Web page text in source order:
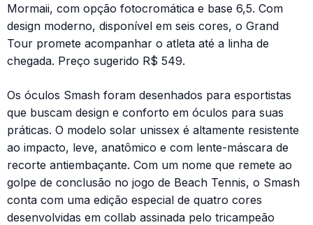
Mormaii, com opção fotocromática e base 6,5. Com
design moderno, disponível em seis cores, o Grand
Tour promete acompanhar o atleta até a linha de
chegada. Preço sugerido R$ 549.
Os óculos Smash foram desenhados para esportistas
que buscam design e conforto em óculos para suas
práticas. O modelo solar unissex é altamente resistente
ao impacto, leve, anatômico e com lente-máscara de
recorte antiembaçante. Com um nome que remete ao
golpe de conclusão no jogo de Beach Tennis, o Smash
conta com uma edição especial de quatro cores
desenvolvidas em collab assinada pelo tricampeão